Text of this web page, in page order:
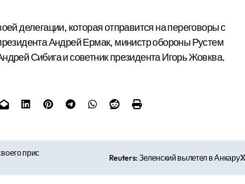
делегации, которая отправится на переговоры с
Андрей Ермак, министр обороны Рустем
Сибига и советник президента Игорь Жовква.
прис
Reuters: Зеленский вылетел в Анкару